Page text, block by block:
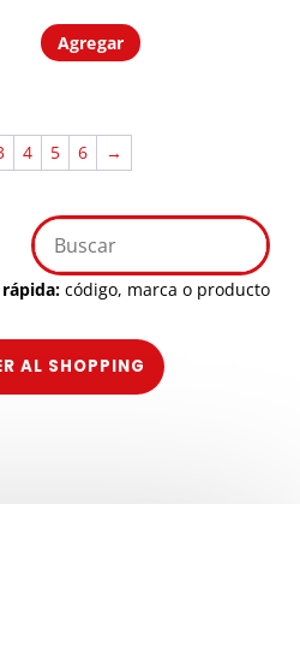
Agregar
4 5 6 →
código, marca o producto
AL SHOPPING